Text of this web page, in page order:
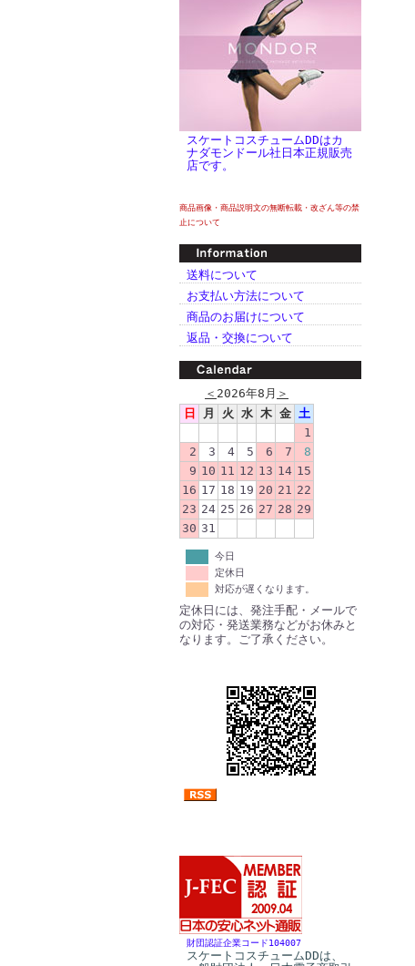
スケートコスチュームDDはカ
ナダモンドール社日本正規販売
店です。
商品画像・商品説明文の無断転載・改ざん等の禁
止について
送料について
お支払い方法について
商品のお届けについて
返品・交換について
＜ 2026年8月 ＞
日
月 火 水 木 金 土
1
2
3 4 5 6 7
8
9 10 11 12 13 14 15
16 17 18 19 20 21 22
23 24 25 26 27 28 29
30 31
今日
定休日
対応が遅くなります。
定休日には、発注手配・メールで
の対応・発送業務などがお休みと
なります。ご了承ください。
財団認証企業コード104007
スケートコスチュームDDは、